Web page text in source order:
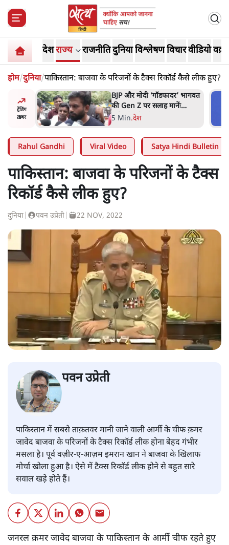
देशराज्य राजनीतिदुनियाविश्लेषणविचारवीडियो
होम/दुनिया/पाकिस्तान: बाजवा के परिजनों के टैक्स रिकॉर्ड कैसे लीक हुए?
ट्रेंडिंग
ख़बर
भागवत
मार्क ज़करबर्ग का माफीनामाः ये
बहुत अंदर की बात है
9 Min.विश्लेषण
Rahul Gandhi Viral Video Satya Hindi Bulletin
पाकिस्तान: बाजवा के परिजनों के टैक्स
रिकॉर्ड कैसे लीक हुए?
दुनिया पवन उप्रेती 22 NOV, 2022
पवन उप्रेती
पाकिस्तान में सबसे ताक़तवर मानी जाने वाली आर्मी के चीफ क़मर
जावेद बाजवा के परिजनों के टैक्स रिकॉर्ड लीक होना बेहद गंभीर
मसला है। पूर्व वज़ीर-ए-आज़म इमरान खान ने बाजवा के खिलाफ
मोर्चा खोला हुआ है। ऐसे में टैक्स रिकॉर्ड लीक होने से बहुत सारे
सवाल खड़े होते हैं।
जनरल क़मर जावेद बाजवा के पाकिस्तान के आर्मी चीफ रहते हुए